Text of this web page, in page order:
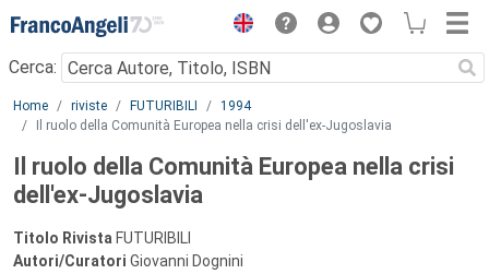
Menu
Cerca:
Main content
Home riviste FUTURIBILI
1994
Il ruolo della Comunità Europea nella crisi dell'ex-Jugoslavia
Il ruolo della Comunità Europea nella crisi
dell'ex-Jugoslavia
Titolo Rivista FUTURIBILI
Autori/Curatori Giovanni Dognini